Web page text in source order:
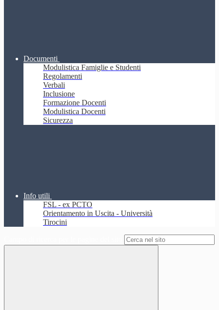
Documenti
Modulistica Famiglie e Studenti
Regolamenti
Verbali
Inclusione
Formazione Docenti
Modulistica Docenti
Sicurezza
Info utili
FSL - ex PCTO
Orientamento in Uscita - Università
Tirocini